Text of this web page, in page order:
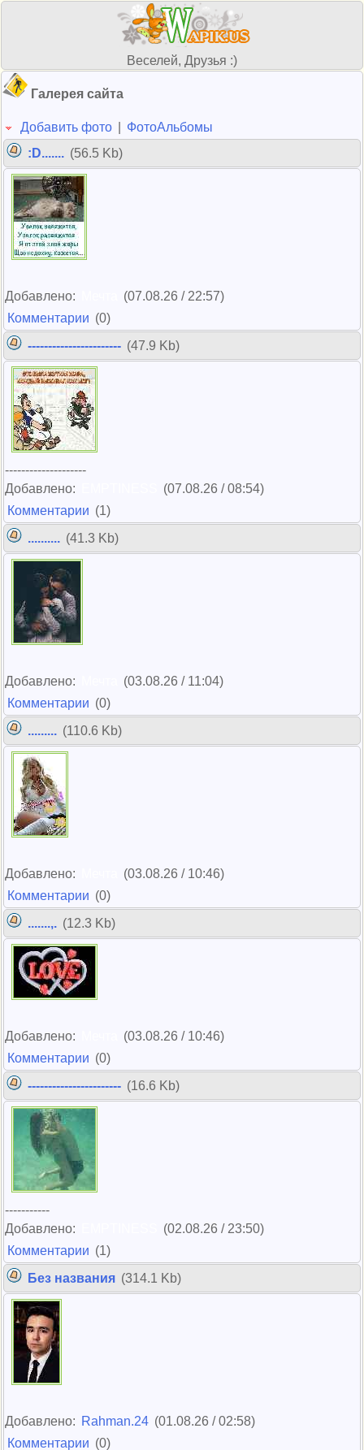
Веселей, Друзья :)
Галерея сайта
Добавить фото
ФотоАльбомы
:D....... (56.5 Kb)
Добавлено:
(07.08.26 / 22:57)
Комментарии (0)
----------------------- (47.9 Kb)
--------------------
Добавлено:
(07.08.26 / 08:54)
Комментарии (1)
.......... (41.3 Kb)
Добавлено:
(03.08.26 / 11:04)
Комментарии (0)
......... (110.6 Kb)
Добавлено:
(03.08.26 / 10:46)
Комментарии (0)
.......,. (12.3 Kb)
Добавлено:
(03.08.26 / 10:46)
Комментарии (0)
----------------------- (16.6 Kb)
-----------
Добавлено:
(02.08.26 / 23:50)
Комментарии (1)
Без названия (314.1 Kb)
Добавлено: Rahman.24 (01.08.26 / 02:58)
Комментарии (0)